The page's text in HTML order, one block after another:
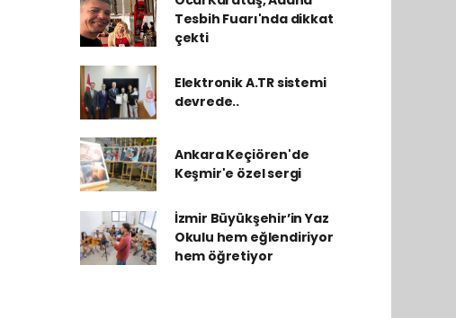
Tesbih Fuarı'nda dikkat
çekti
Elektronik A.TR sistemi
devrede..
Ankara Keçiören'de
Keşmir'e özel sergi
İzmir Büyükşehir’in Yaz
Okulu hem eğlendiriyor
hem öğretiyor